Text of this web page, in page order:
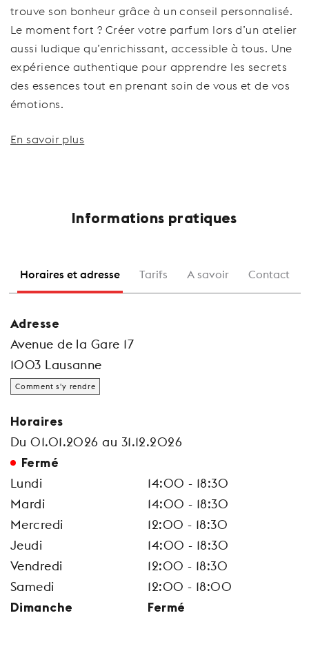
trouve son bonheur grâce à un conseil personnalisé.
Le moment fort ? Créer votre parfum lors d’un atelier
aussi ludique qu’enrichissant, accessible à tous. Une
expérience authentique pour apprendre les secrets
des essences tout en prenant soin de vous et de vos
émotions.
En savoir plus
Informations pratiques
Horaires et adresse Tarifs A savoir Contact
Adresse
Avenue de la Gare 17
1003 Lausanne
Comment s'y rendre
Horaires
Du 01.01.2026 au 31.12.2026
Fermé
Lundi
14:00 - 18:30
Mardi
14:00 - 18:30
Mercredi
12:00 - 18:30
Jeudi
14:00 - 18:30
Vendredi
12:00 - 18:30
Samedi
12:00 - 18:00
Dimanche Fermé